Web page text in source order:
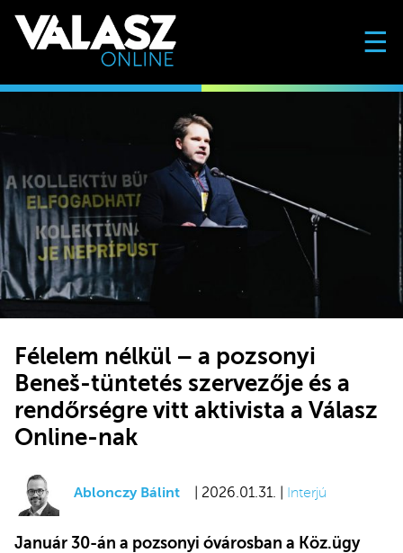
☰
Félelem nélkül – a pozsonyi
Beneš-tüntetés szervezője és a
rendőrségre vitt aktivista a Válasz
Online-nak
Ablonczy Bálint | 2026.01.31. | Interjú
Január 30-án a pozsonyi óvárosban a Köz.ügy